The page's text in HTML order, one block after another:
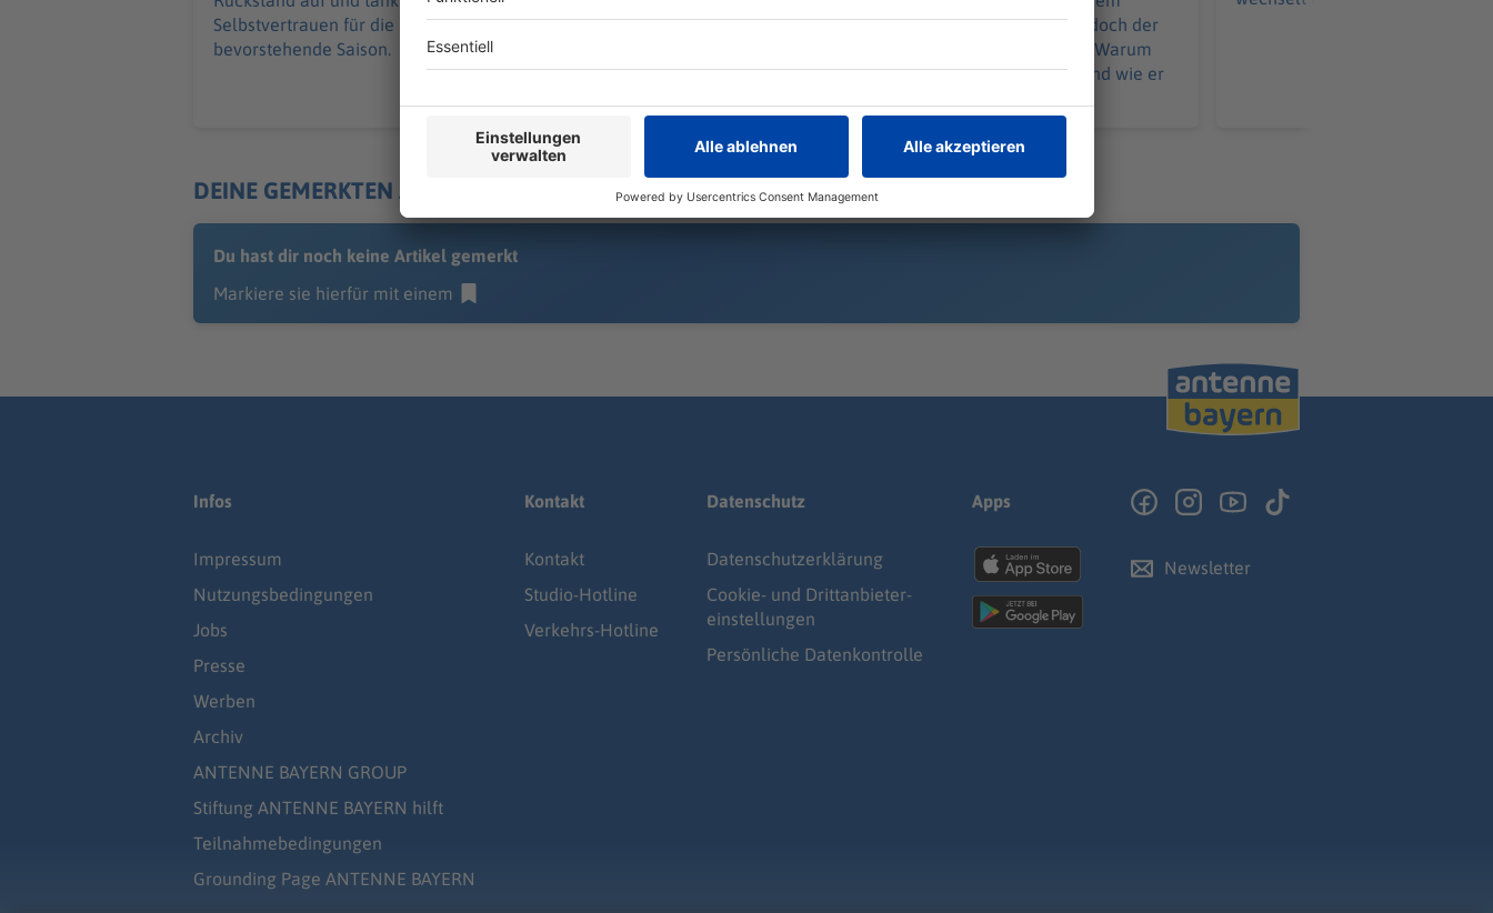
Selbstvertrauen für die
bevorstehende Saison.
Atemzug auf 85 Meter – doch der
Rekord bleibt unerreicht. Warum
der Versuch nicht zählt und wie er
DEINE GEMERKTEN ARTIKEL
Du hast dir noch keine Artikel gemerkt
Markiere sie hierfür mit einem
Infos
Impressum
Nutzungsbedingungen
Jobs
Presse
Werben
Archiv
ANTENNE BAYERN GROUP
Stiftung ANTENNE BAYERN hilft
Teilnahmebedingungen
Grounding Page ANTENNE BAYERN
Kontakt
Kontakt
Studio-Hotline
Verkehrs-Hotline
Datenschutz
Datenschutz­erklärung
Cookie- und Drittanbieter-
einstellungen
Persönliche Datenkontrolle
Apps
Newsletter